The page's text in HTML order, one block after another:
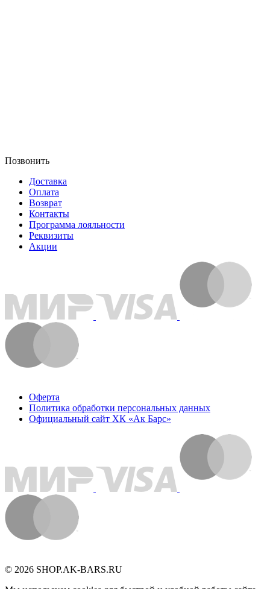
Позвонить
Доставка
Оплата
Возврат
Контакты
Программа лояльности
Реквизиты
Акции
Оферта
Политика обработки персональных данных
Официальный сайт ХК «Ак Барс»
© 2026 SHOP.AK-BARS.RU